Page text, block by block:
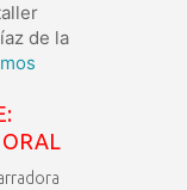
de la